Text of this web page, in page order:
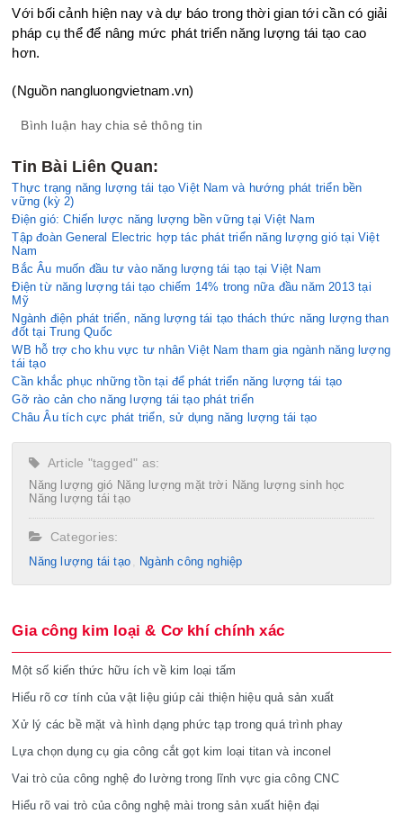
Với bối cảnh hiện nay và dự báo trong thời gian tới cần có giải
pháp cụ thể để nâng mức phát triển năng lượng tái tạo cao
hơn.
(Nguồn nangluongvietnam.vn)
Bình luận hay chia sẻ thông tin
Tin Bài Liên Quan:
Thực trạng năng lượng tái tạo Việt Nam và hướng phát triển bền
vững (kỳ 2)
Điện gió: Chiến lược năng lượng bền vững tại Việt Nam
Tập đoàn General Electric hợp tác phát triển năng lượng gió tại Việt
Nam
Bắc Âu muốn đầu tư vào năng lượng tái tạo tại Việt Nam
Điện từ năng lượng tái tạo chiếm 14% trong nữa đầu năm 2013 tại
Mỹ
Ngành điện phát triển, năng lượng tái tạo thách thức năng lượng than
đốt tại Trung Quốc
WB hỗ trợ cho khu vực tư nhân Việt Nam tham gia ngành năng lượng
tái tạo
Cần khắc phục những tồn tại để phát triển năng lượng tái tạo
Gỡ rào cản cho năng lượng tái tạo phát triển
Châu Âu tích cực phát triển, sử dụng năng lượng tái tạo
Article "tagged" as:
Năng lượng gió Năng lượng mặt trời Năng lượng sinh học
Năng lượng tái tạo
Categories:
Năng lượng tái tạo Ngành công nghiệp
Gia công kim loại & Cơ khí chính xác
Một số kiến thức hữu ích về kim loại tấm
Hiểu rõ cơ tính của vật liệu giúp cải thiện hiệu quả sản xuất
Xử lý các bề mặt và hình dạng phức tạp trong quá trình phay
Lựa chọn dụng cụ gia công cắt gọt kim loại titan và inconel
Vai trò của công nghệ đo lường trong lĩnh vực gia công CNC
Hiểu rõ vai trò của công nghệ mài trong sản xuất hiện đại